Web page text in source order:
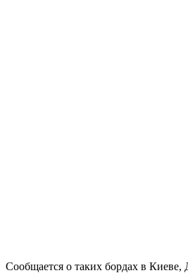
Сообщается о таких бордах в Киеве,